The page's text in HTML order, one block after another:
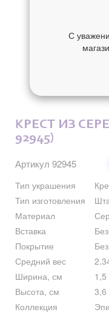
КРЕСТ ИЗ
92945)
Артикул 92945
Тип украшения
Тип изготовления
Материал
Вставка
Покрытие
Средний вес
Ширина, см
1,5
Высота, см
3,6
Коллекция
С